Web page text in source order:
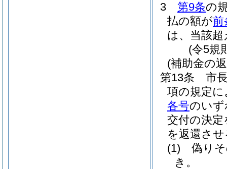
3
第9条の
払の額が前
は、当該
(令5規
(補助金の
第13条
市
項の規定
各号のいず
交付の決
を返還さ
(1)
偽り
き。